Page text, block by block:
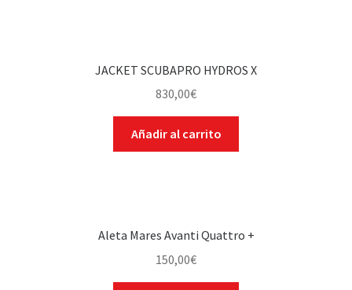
JACKET SCUBAPRO HYDROS X
830,00€
Añadir al carrito
Aleta Mares Avanti Quattro +
150,00€